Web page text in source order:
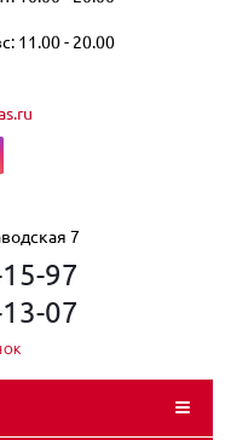
11.00 - 20.00
7
97
07